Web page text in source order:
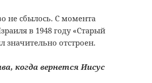
не сбылось. С момента
в 1948 году «Старый
значительно отстроен.
когда вернется Иисус